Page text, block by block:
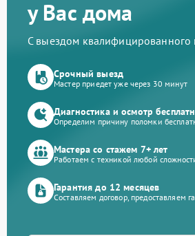
у Вас дома
С выездом квалифицированного
Срочный выезд
Мастер приедет уже через 30 минут
Диагностика и осмотр
Определим причину поломки
Мастера со стажем 7+ лет
Работаем с техникой любой
Гарантия до 12 месяцев
Составляем договор, предоставляем